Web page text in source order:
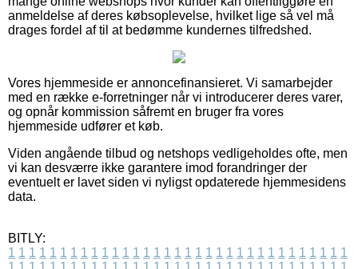
anmeldelse af deres købsoplevelse, hvilket lige så vel må
drages fordel af til at bedømme kundernes tilfredshed.
Vores hjemmeside er annoncefinansieret. Vi samarbejder
med en række e-forretninger når vi introducerer deres varer,
og opnår kommission såfremt en bruger fra vores
hjemmeside udfører et køb.
Viden angående tilbud og netshops vedligeholdes ofte, men
vi kan desværre ikke garantere imod forandringer der
eventuelt er lavet siden vi nyligst opdaterede hjemmesidens
data.
BITLY:
1 1 1 1 1 1 1 1 1 1 1 1 1 1 1 1 1 1 1 1 1 1 1 1 1 1 1 1 1 1 1 1 1